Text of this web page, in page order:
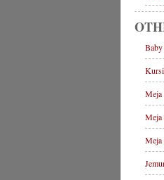
Kursi
Meja
Meja
Meja